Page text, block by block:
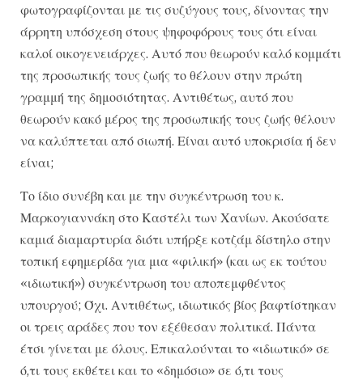
φωτογραφίζονται με τις συζύγους τους, δίνοντας την
άρρητη υπόσχεση στους ψηφοφόρους τους ότι είναι
καλοί οικογενειάρχες. Αυτό που θεωρούν καλό κομμάτι
της προσωπικής τους ζωής το θέλουν στην πρώτη
γραμμή της δημοσιότητας. Αντιθέτως, αυτό που
θεωρούν κακό μέρος της προσωπικής τους ζωής θέλουν
να καλύπτεται από σιωπή. Είναι αυτό υποκρισία ή δεν
είναι;
Το ίδιο συνέβη και με την συγκέντρωση του κ.
Μαρκογιαννάκη στο Καστέλι των Χανίων. Ακούσατε
καμιά διαμαρτυρία διότι υπήρξε κοτζάμ δίστηλο στην
τοπική εφημερίδα για μια «φιλική» (και ως εκ τούτου
«ιδιωτική») συγκέντρωση του αποπεμφθέντος
υπουργού; Όχι. Αντιθέτως, ιδιωτικός βίος βαφτίστηκαν
οι τρεις αράδες που τον εξέθεσαν πολιτικά. Πάντα
έτσι γίνεται με όλους. Επικαλούνται το «ιδιωτικό» σε
ό,τι τους εκθέτει και το «δημόσιο» σε ό,τι τους